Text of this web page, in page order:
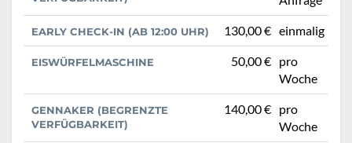
EARLY CHECK-IN (AB 12:00 UHR) 130,00 € einmalig
EISWÜRFELMASCHINE 50,00 € pro
Woche
GENNAKER (BEGRENZTE
VERFÜGBARKEIT)
140,00 € pro
Woche